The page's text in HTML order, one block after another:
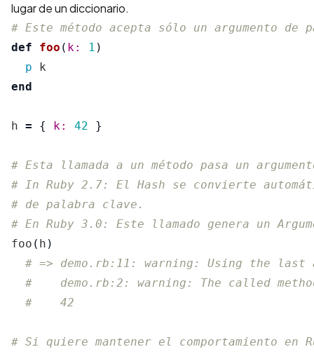
lugar de un diccionario.
# Este método acepta sólo un argumento de
def
foo ( k: 1 )
p
k
end
h = { k: 42 }
# Esta llamada a un método pasa un
# In Ruby 2.7: El Hash se convierte
# de palabra clave.
# En Ruby 3.0: Este llamado genera un
foo ( h )
# => demo.rb:11: warning: Using the last
#    demo.rb:2: warning: The called
#    42
# Si quiere mantener el comportamiento